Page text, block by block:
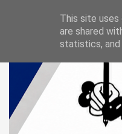
This site
are shared
statistics,